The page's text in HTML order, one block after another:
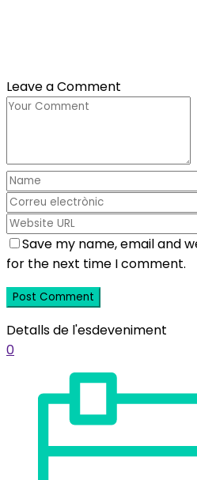
Leave a Comment
Save my name, email and
for the next time I comment.
Detalls de l'esdeveniment
0